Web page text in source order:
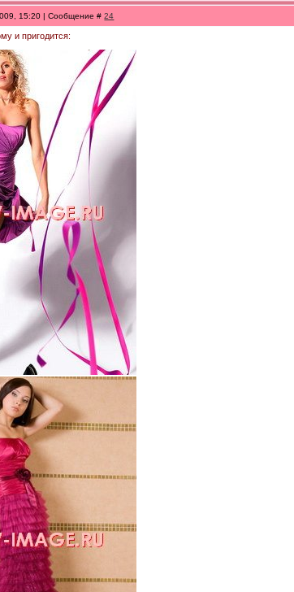
15:20 | Сообщение #24
и пригодится: